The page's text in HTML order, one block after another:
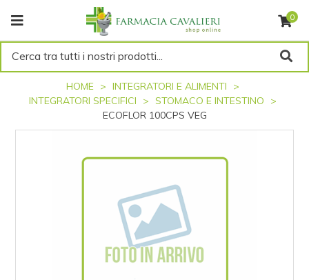
0
Cerca tra tutti i nostri prodotti...
HOME
INTEGRATORI E ALIMENTI
INTEGRATORI SPECIFICI
STOMACO E INTESTINO
ECOFLOR 100CPS VEG